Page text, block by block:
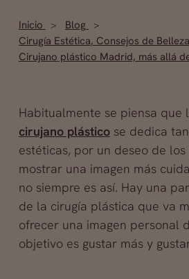
Inicio
Blog
Cirugía Estética, Consejos de
Cirujano plástico Madrid, más allá
Habitualmente se piensa que
cirujano plásticose dedica
estéticas, por un deseo de
mostrar una imagen más
no siempre es así. Hay una
de la cirugía plástica que va
ofrecer una imagen personal
objetivo es gustar más y